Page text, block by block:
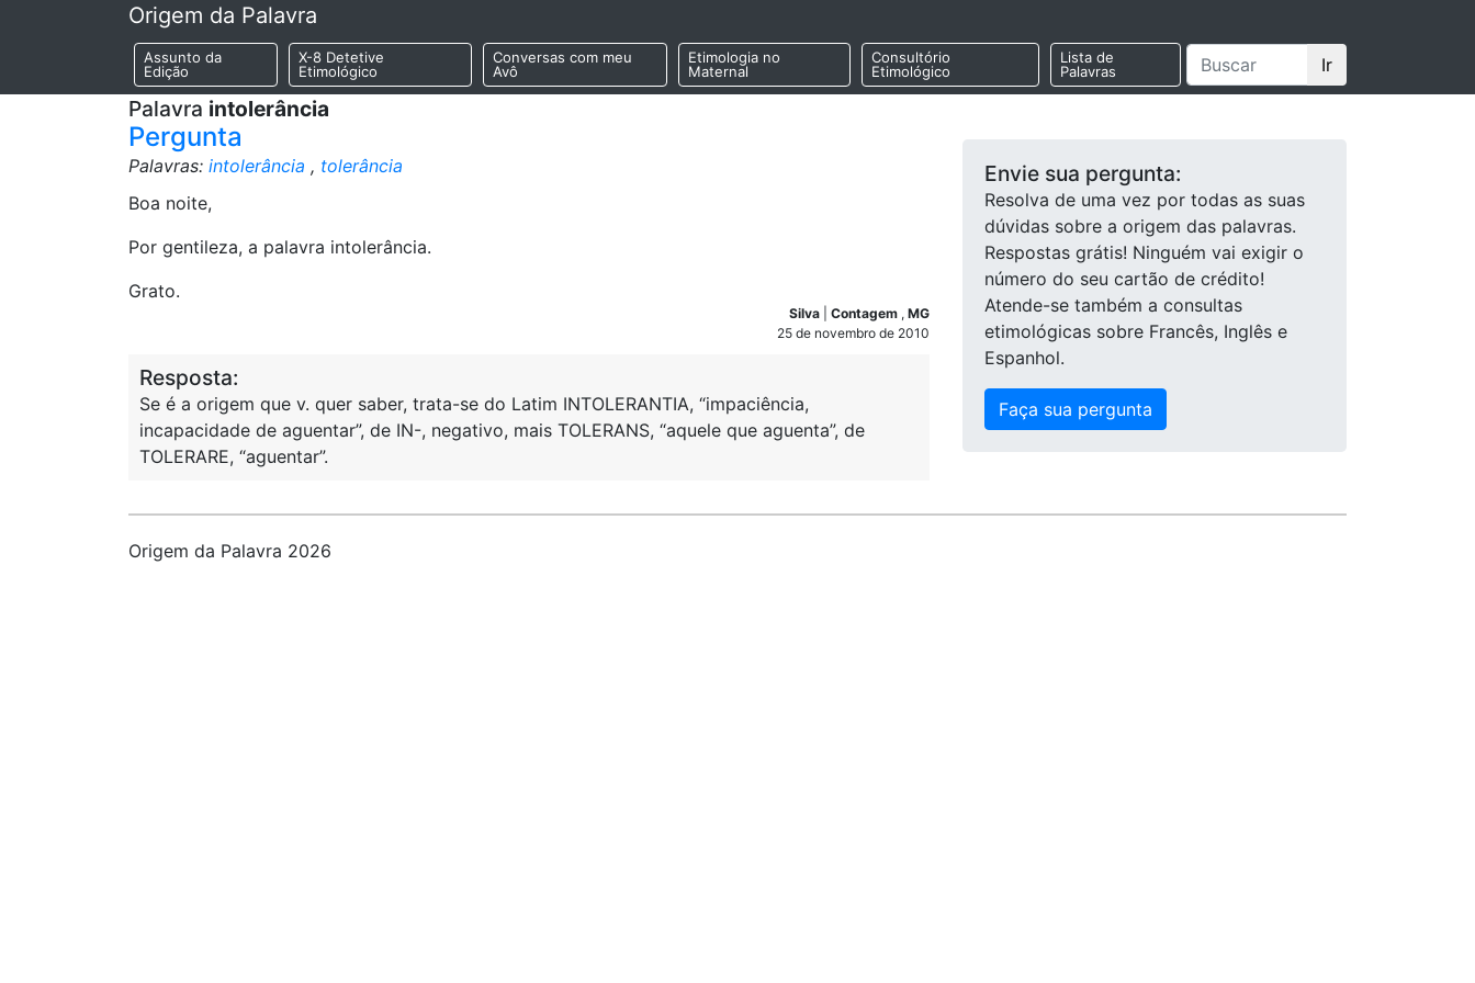
Origem da Palavra
Assunto da
Edição
X-8 Detetive
Etimológico
Conversas com meu
Avô
Etimologia no
Maternal
Consultório
Etimológico
Lista de
Palavras
Ir
Palavra intolerância
Pergunta
Palavras: intolerância , tolerância
Boa noite,
Por gentileza, a palavra intolerância.
Grato.
Silva Contagem , MG
25 de novembro de 2010
Resposta:
Se é a origem que v. quer saber, trata-se do Latim INTOLERANTIA, “impaciência,
incapacidade de aguentar”, de IN-, negativo, mais TOLERANS, “aquele que aguenta”, de
TOLERARE, “aguentar”.
Envie sua pergunta:
Resolva de uma vez por todas as suas
dúvidas sobre a origem das palavras.
Respostas grátis! Ninguém vai exigir o
número do seu cartão de crédito!
Atende-se também a consultas
etimológicas sobre Francês, Inglês e
Espanhol.
Faça sua pergunta
Origem da Palavra 2026